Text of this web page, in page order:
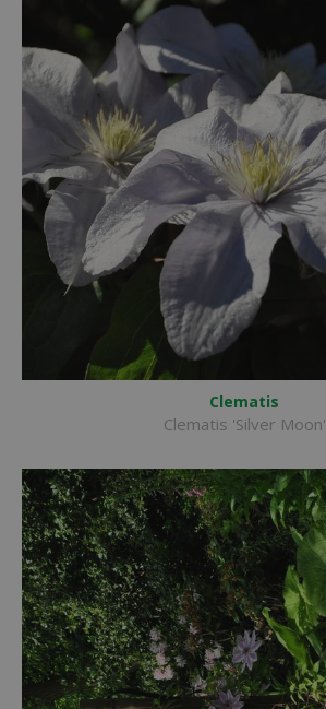
Clematis
Clematis 'Silver Moon'